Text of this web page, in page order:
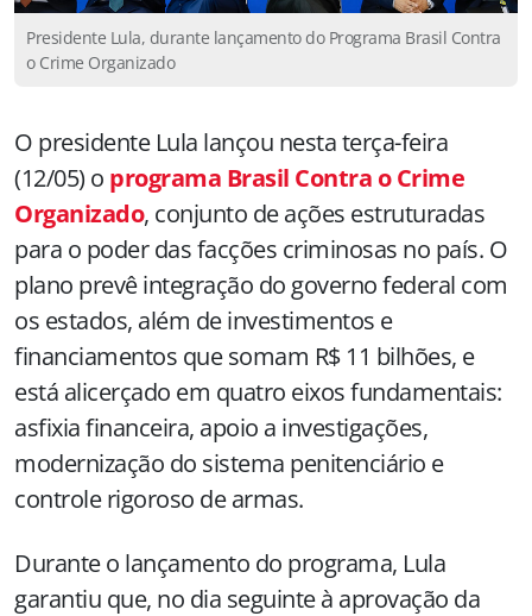
Presidente Lula, durante lançamento do Programa Brasil Contra
o Crime Organizado
O presidente Lula lançou nesta terça-feira
(12/05) o programa Brasil Contra o Crime
Organizado, conjunto de ações estruturadas
para o poder das facções criminosas no país. O
plano prevê integração do governo federal com
os estados, além de investimentos e
financiamentos que somam R$ 11 bilhões, e
está alicerçado em quatro eixos fundamentais:
asfixia financeira, apoio a investigações,
modernização do sistema penitenciário e
controle rigoroso de armas.
Durante o lançamento do programa, Lula
garantiu que, no dia seguinte à aprovação da